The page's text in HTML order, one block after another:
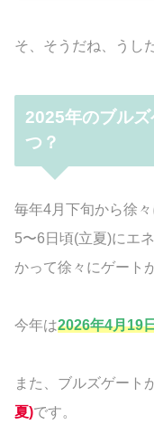
そ、そうだね、うし
2025年のブル
つ？
毎年4月下旬から徐
5〜6日頃(立夏)にエ
かって徐々にゲート
今年は2026年4月19
また、ブルズゲート
夏)です。